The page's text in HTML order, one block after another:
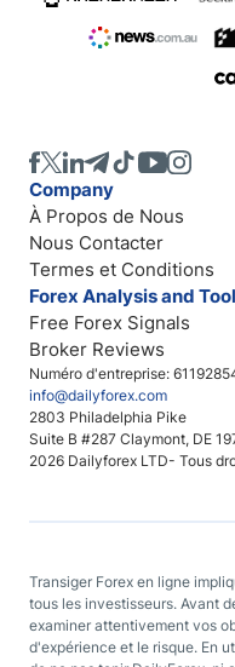
Numéro d'entreprise:
info@dailyforex.com
2803 Philadelphia Pike
Suite B #287 Claymont, DE
2026 Dailyforex LTD- Tous
Company
À Propos de Nous
Nous Contacter
Termes et Conditions
Forex Analysis and
Free Forex Signals
Broker Reviews
Transiger Forex en ligne
tous les investisseurs. Avant
examiner attentivement vos
d'expérience et le risque. En